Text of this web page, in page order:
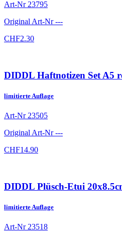
Art-Nr 23795
Original Art-Nr---
CHF2.30
DIDDL Haftnotizen Set A5
limitierte Auflage
Art-Nr 23505
Original Art-Nr---
CHF14.90
DIDDL Plüsch-Etui
limitierte Auflage
Art-Nr 23518